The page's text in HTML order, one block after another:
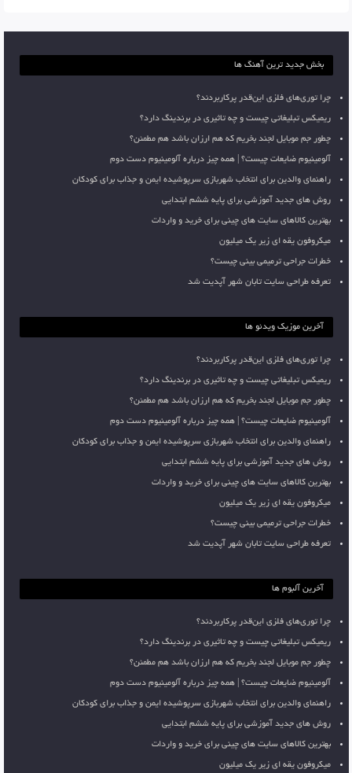
بخش جدید ترین آهنگ ها
چرا توری‌های فلزی این‌قدر پرکاربردند؟
ریمیکس تبلیغاتی چیست و چه تاثیری در برندینگ دارد؟
چطور جم موبایل لجند بخریم که هم ارزان باشد هم مطمئن؟
آلومینیوم ضایعات چیست؟ | همه چیز درباره آلومینیوم دست دوم
راهنمای والدین برای انتخاب شهربازی سرپوشیده ایمن و جذاب برای کودکان
روش های جدید آموزشی برای پایه ششم ابتدایی
بهترین کالاهای سایت های چینی برای خرید و واردات
میکروفون یقه ای زیر یک میلیون
خطرات جراحی ترمیمی بینی چیست؟
تعرفه طراحی سایت تابان شهر آپدیت شد
آخرین موزیک ویدئو ها
چرا توری‌های فلزی این‌قدر پرکاربردند؟
ریمیکس تبلیغاتی چیست و چه تاثیری در برندینگ دارد؟
چطور جم موبایل لجند بخریم که هم ارزان باشد هم مطمئن؟
آلومینیوم ضایعات چیست؟ | همه چیز درباره آلومینیوم دست دوم
راهنمای والدین برای انتخاب شهربازی سرپوشیده ایمن و جذاب برای کودکان
روش های جدید آموزشی برای پایه ششم ابتدایی
بهترین کالاهای سایت های چینی برای خرید و واردات
میکروفون یقه ای زیر یک میلیون
خطرات جراحی ترمیمی بینی چیست؟
تعرفه طراحی سایت تابان شهر آپدیت شد
آخرین آلبوم ها
چرا توری‌های فلزی این‌قدر پرکاربردند؟
ریمیکس تبلیغاتی چیست و چه تاثیری در برندینگ دارد؟
چطور جم موبایل لجند بخریم که هم ارزان باشد هم مطمئن؟
آلومینیوم ضایعات چیست؟ | همه چیز درباره آلومینیوم دست دوم
راهنمای والدین برای انتخاب شهربازی سرپوشیده ایمن و جذاب برای کودکان
روش های جدید آموزشی برای پایه ششم ابتدایی
بهترین کالاهای سایت های چینی برای خرید و واردات
میکروفون یقه ای زیر یک میلیون